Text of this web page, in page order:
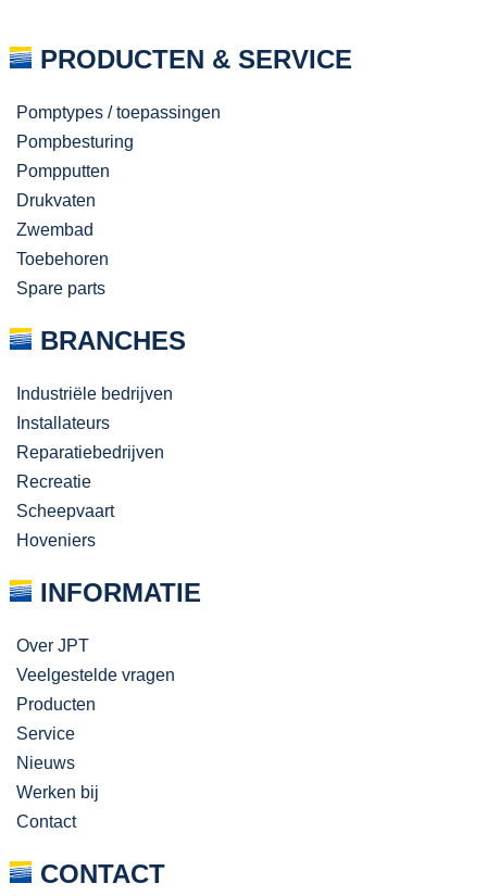
PRODUCTEN & SERVICE
Pomptypes / toepassingen
Pompbesturing
Pompputten
Drukvaten
Zwembad
Toebehoren
Spare parts
BRANCHES
Industriële bedrijven
Installateurs
Reparatiebedrijven
Recreatie
Scheepvaart
Hoveniers
INFORMATIE
Over JPT
Veelgestelde vragen
Producten
Service
Nieuws
Werken bij
Contact
CONTACT